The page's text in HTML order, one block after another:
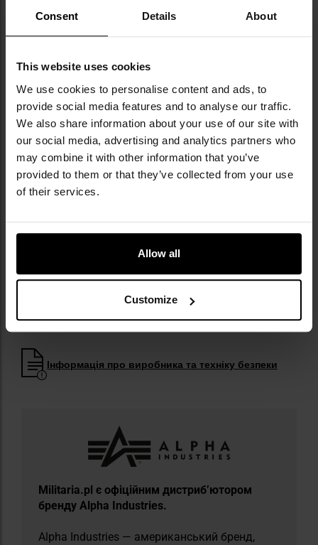
Consent Details About
This website uses cookies
We use cookies to personalise content and ads, to
provide social media features and to analyse our traffic.
We also share information about your use of our site with
our social media, advertising and analytics partners who
may combine it with other information that you’ve
provided to them or that they’ve collected from your use
of their services.
Allow all
Customize
КЛЮЧОВІ ХАРАКТЕРИСТИКИ
виготовлена на 100% з бавовни
щільність 170 г/м2
повітропроникна конструкція
вільний крій
стійкий принт на спині
Інформація про виробника та техніку безпеки
Militaria.pl є офіційним дистриб’ютором
бренду Alpha Industries.
Alpha Industries — американський бренд,